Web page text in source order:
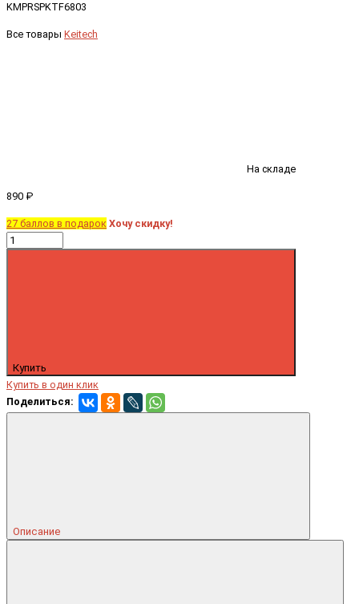
KMPRSPKTF6803
Все товары Keitech
На складе
890 ₽
27 баллов в подарок Хочу скидку!
Купить
Купить в один клик
Поделиться:
Описание